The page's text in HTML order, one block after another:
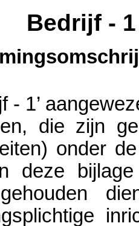
Bedrijf - 1
- 1’
, die zijn
onder
deze